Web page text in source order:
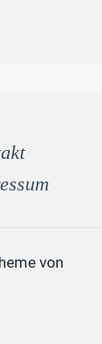
von